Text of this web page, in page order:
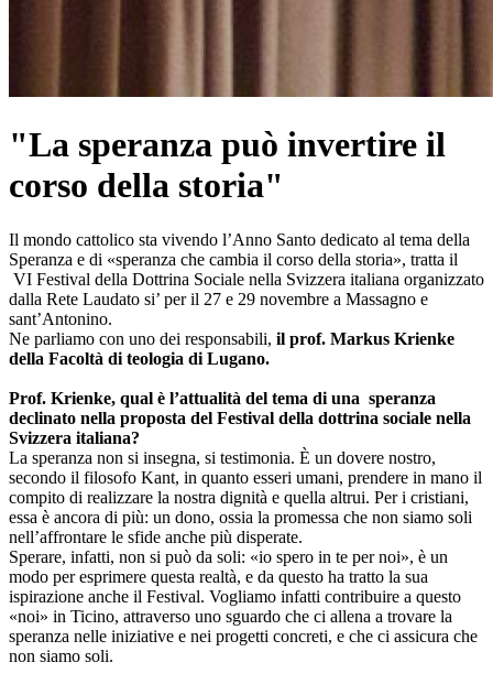
"La speranza può invertire il
corso della storia"
Il mondo cattolico sta vivendo l’Anno Santo dedicato al tema della
Speranza e di «speranza che cambia il corso della storia», tratta il
VI Festival della Dottrina Sociale nella Svizzera italiana organizzato
dalla Rete Laudato si’ per il 27 e 29 novembre a Massagno e
sant’Antonino.
Ne parliamo con uno dei responsabili, il prof. Markus Krienke
della Facoltà di teologia di Lugano.
Prof. Krienke, qual è l’attualità del tema di una speranza
declinato nella proposta del Festival della dottrina sociale nella
Svizzera italiana?
La speranza non si insegna, si testimonia. È un dovere nostro,
secondo il filosofo Kant, in quanto esseri umani, prendere in mano il
compito di realizzare la nostra dignità e quella altrui. Per i cristiani,
essa è ancora di più: un dono, ossia la promessa che non siamo soli
nell’affrontare le sfide anche più disperate.
Sperare, infatti, non si può da soli: «io spero in te per noi», è un
modo per esprimere questa realtà, e da questo ha tratto la sua
ispirazione anche il Festival. Vogliamo infatti contribuire a questo
«noi» in Ticino, attraverso uno sguardo che ci allena a trovare la
speranza nelle iniziative e nei progetti concreti, e che ci assicura che
non siamo soli.